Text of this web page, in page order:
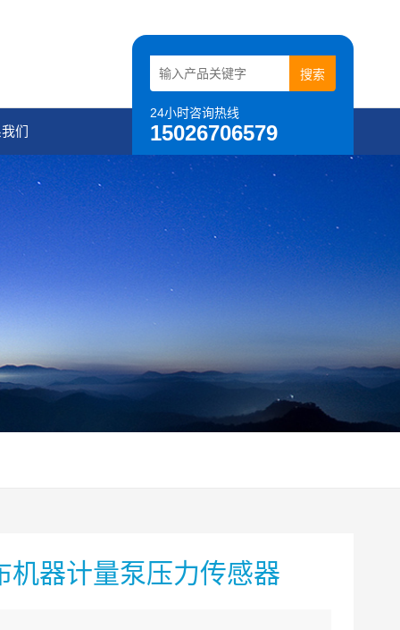
24小时咨询热线
15026706579
们
机器计量泵压力传感器